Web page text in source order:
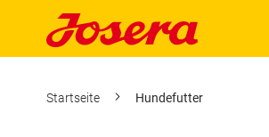
Startseite Hundefutter